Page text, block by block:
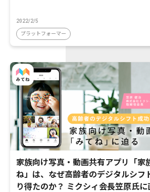
2022/2/5
プラットフォーマー
家族向け写真・動画共有アプリ「家
ね」は、なぜ高齢者のデジタルシフ
り得たのか？ ミクシィ会長笠原氏に